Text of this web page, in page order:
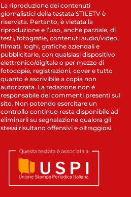
La riproduzione dei contenuti
giornalistici della testata STILETV è
riservata. Pertanto, è vietata la
riproduzione e l’uso, anche parziale, di
testi, fotografie, contenuti audio/video,
filmati, loghi, grafiche aziendali e
pubblicitarie, con qualsiasi dispositivo
elettronico/digitale o per mezzo di
fotocopie, registrazioni, cover e tutto
quanto è ascrivibile a copia non
autorizzata. La redazione non è
responsabile dei commenti presenti sul
sito. Non potendo esercitare un
controllo continuo resta disponibile ad
eliminarli su segnalazione qualora gli
stessi risultano offensivi e oltraggiosi.